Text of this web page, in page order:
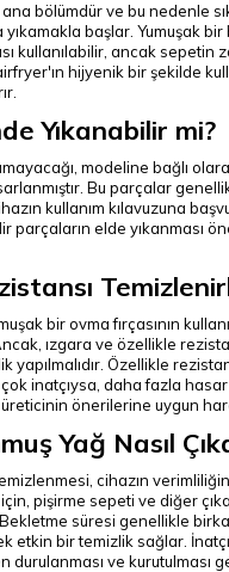
bölümdür ve bu nedenle
yıkamakla başlar. Yumuşak
kullanılabilir, ancak
hijyenik bir şekilde
Yıkanabilir mi?
modeline bağlı
Bu parçalar
kullanım kılavuzuna
parçaların elde
bir ovma fırçasının
ızgara ve özellikle
Özellikle
inatçıysa, daha fazla
önerilerine uygun
Yağ Nasıl
cihazın
pişirme sepeti ve diğer
süresi genellikle
bir temizlik sağlar.
ve kurutulması